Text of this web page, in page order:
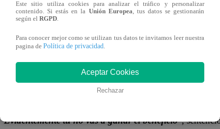
Jose Miguel metió a freír los rollitos primavera, pero el
Y, al darse cuenta, el presentador José Peláez resaltó el
puede comer o no? Le veo poca confianza. Bueno
pero buena suerte
”, lo animó.
Pero, cuando el jurado de “El Gran Chef Famosos”
Evidentemente tú no vas a ganar el beneficio”,
Este sitio utiliza cookies para analizar el tráfico y personalizar
contenido. Si estás en la Unión Europea, tus datos se gestionarán
según el RGPD.
Para conocer mejor como se utilizan tus datos te invitamos leer nuestra
pagina de Política de privacidad.
Aceptar Cookies
Rechazar